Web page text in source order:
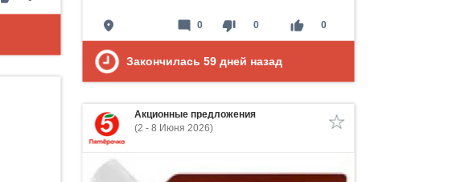
place thumb_down 0 thumb_up 0
mode_comment 0
Закончилась 59 дней назад
Акционные предложения
(2 - 8 Июня 2026)